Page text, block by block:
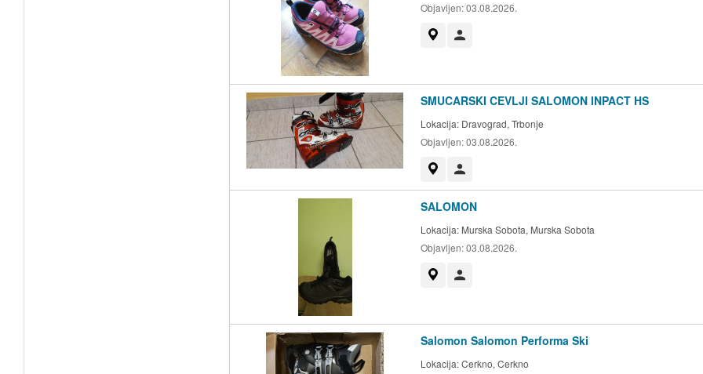
Objavljen:03.08.2026.
SMUCARSKI CEVLJI SALOMON INPACT HS
Lokacija: Dravograd, Trbonje
Objavljen:03.08.2026.
SALOMON
Lokacija: Murska Sobota, Murska Sobota
Objavljen:03.08.2026.
Salomon Salomon Performa Ski
Lokacija:Cerkno, Cerkno